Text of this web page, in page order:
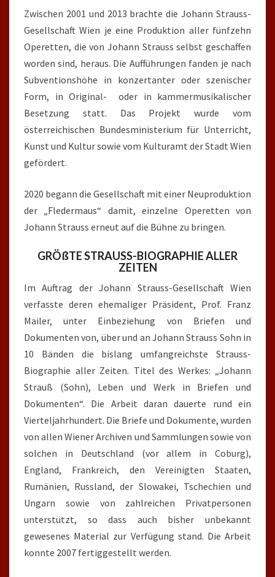
Zwischen 2001 und 2013 brachte dieJohann Strauss-
Gesellschaft Wien je eine Produktion aller fünfzehn
Operetten, die von Johann Strauss selbst geschaffen
worden sind, heraus. Die Aufführungen fanden je nach
Subventionshöhe in konzertanter oder szenischer
Form, in Original- oder in kammermusikalischer
Besetzung statt. Das Projekt wurde vom
österreichischen Bundesministerium für Unterricht,
Kunst und Kultur sowie vom Kulturamt der Stadt Wien
gefördert.
2020 begann die Gesellschaft mit einer Neuproduktion
der „Fledermaus“ damit, einzelne Operetten von
Johann Strauss erneut auf die Bühne zu bringen.
GRÖßTE STRAUSS-BIOGRAPHIE ALLER
ZEITEN
Im Auftrag der Johann Strauss-Gesellschaft Wien
verfasste deren ehemaliger Präsident, Prof. Franz
Mailer, unter Einbeziehung von Briefen und
Dokumenten von, über und an Johann Strauss Sohn in
10 Bänden die bislang umfangreichste Strauss-
Biographie aller Zeiten. Titel des Werkes: „Johann
Strauß (Sohn), Leben und Werk in Briefen und
Dokumenten“. Die Arbeit daran dauerte rund ein
Vierteljahrhundert. Die Briefe und Dokumente, wurden
von allen Wiener Archiven und Sammlungen sowie von
solchen in Deutschland (vor allem in Coburg),
England, Frankreich, den Vereinigten Staaten,
Rumänien, Russland, der Slowakei, Tschechien und
Ungarn sowie von zahlreichen Privatpersonen
unterstützt, so dass auch bisher unbekannt
gewesenes Material zur Verfügung stand. Die Arbeit
konnte 2007 fertiggestellt werden.